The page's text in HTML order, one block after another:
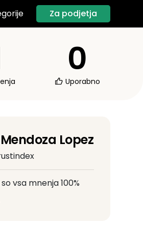
Za podjetja
0
Uporabno
Lopez
vsa mnenja 100%